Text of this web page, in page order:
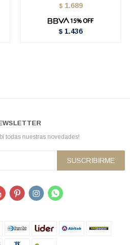
$ 1.689
$ 1.436
todas nuestras novedades!
SUSCRIBIRME
  